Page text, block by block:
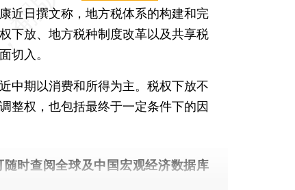
近日撰文称，地方税体系的构建和完
下放、地方税种制度改革以及共享税
切入。
期以消费和所得为主。税权下放不
整权，也包括最终于一定条件下的因
随时查阅全球及中国宏观经济数据库